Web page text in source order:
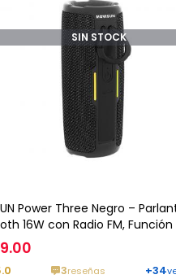
SIN STOCK
Power Three Negro –
16W con Radio FM, Función
Batería 2500 mAh y
3reseñas +34